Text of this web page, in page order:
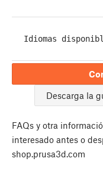
Idiomas
Descarga la
FAQs y otra
interesado antes o
shop.prusa3d.com